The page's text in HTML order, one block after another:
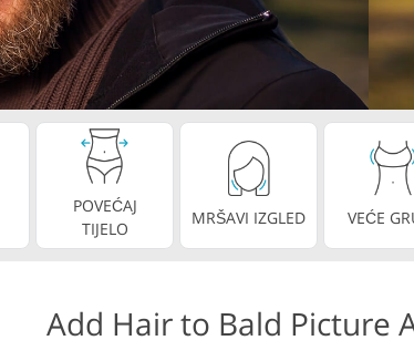
Uređivanje fotografija
nakita
Podaci za obuku AI
POVEĆAJ
TIJELO
MRŠAVI IZGLED VEĆE
Add Hair to Bald Picture